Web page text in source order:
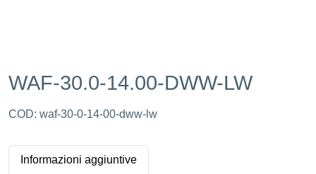
WAF-30.0-14.00-DWW-LW
COD: waf-30-0-14-00-dww-lw
Informazioni aggiuntive